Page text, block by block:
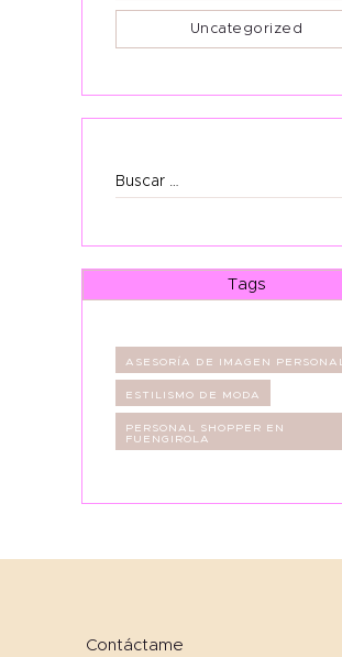
Uncategorized
Buscar:
Tags
ASESORÍA DE IMAGEN PERSONAL
ESTILISMO DE MODA
PERSONAL SHOPPER EN
FUENGIROLA
Contáctame